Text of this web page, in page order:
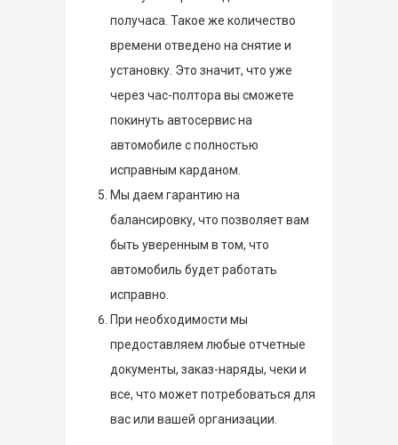
получаса. Такое же количество
времени отведено на снятие и
установку. Это значит, что уже
через час-полтора вы сможете
покинуть автосервис на
автомобиле с полностью
исправным карданом.
Мы даем гарантию на
балансировку, что позволяет вам
быть уверенным в том, что
автомобиль будет работать
исправно.
При необходимости мы
предоставляем любые отчетные
документы, заказ-наряды, чеки и
все, что может потребоваться для
вас или вашей организации.